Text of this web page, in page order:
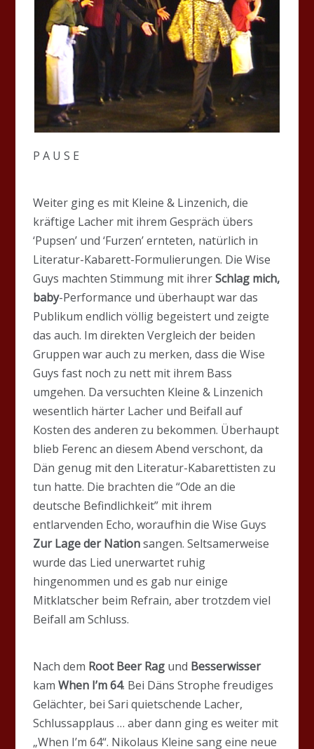
P A U S E
Weiter ging es mit Kleine & Linzenich, die
kräftige Lacher mit ihrem Gespräch übers
‘Pupsen’ und ‘Furzen’ ernteten, natürlich in
Literatur-Kabarett-Formulierungen. Die Wise
Guys machten Stimmung mit ihrerSchlag mich,
baby-Performance und überhaupt war das
Publikum endlich völlig begeistert und zeigte
das auch. Im direkten Vergleich der beiden
Gruppen war auch zu merken, dass die Wise
Guys fast noch zu nett mit ihrem Bass
umgehen. Da versuchten Kleine & Linzenich
wesentlich härter Lacher und Beifall auf
Kosten des anderen zu bekommen. Überhaupt
blieb Ferenc an diesem Abend verschont, da
Dän genug mit den Literatur-Kabarettisten zu
tun hatte. Die brachten die “Ode an die
deutsche Befindlichkeit” mit ihrem
entlarvenden Echo, woraufhin die Wise Guys
Zur Lage der Nationsangen. Seltsamerweise
wurde das Lied unerwartet ruhig
hingenommen und es gab nur einige
Mitklatscher beim Refrain, aber trotzdem viel
Beifall am Schluss.
Nach dem Root Beer Rag und Besserwisser
kamWhen I’m 64. Bei Däns Strophe freudiges
Gelächter, bei Sari quietschende Lacher,
Schlussapplaus … aber dann ging es weiter mit
„When I’m 64“. Nikolaus Kleine sang eine neue